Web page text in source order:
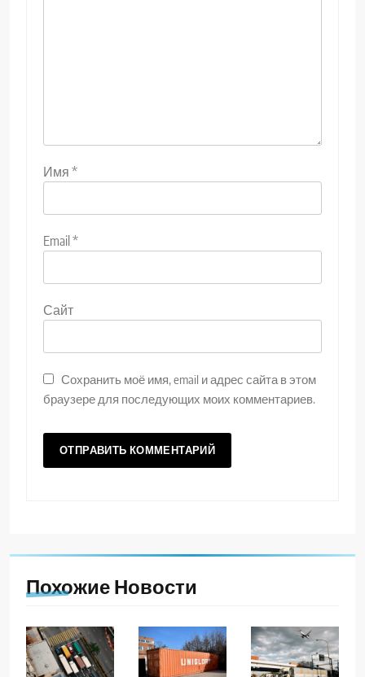
Имя *
Email *
Сайт
Сохранить моё имя, email и адрес сайта в этом
браузере для последующих моих комментариев.
Похожие Новости